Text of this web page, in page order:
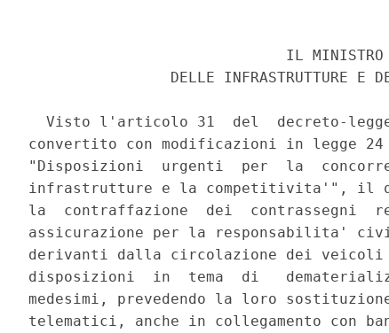
                             IL MINISTRO
DELLE INFRASTRUTTURE E
Visto l'articolo 31  del  decreto-
convertito con modificazioni in legge
"Disposizioni  urgenti  per  la
infrastrutture e la competitivita'", il
la  contraffazione  dei
assicurazione per la responsabilita'
derivanti dalla circolazione dei veicoli
disposizioni  in  tema  di
medesimi, prevedendo la loro
telematici, anche in collegamento con